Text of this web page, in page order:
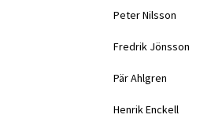
Peter Nilsson
Fredrik Jönsson
Pär Ahlgren
Henrik Enckell